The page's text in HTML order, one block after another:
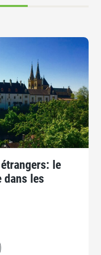
le
dans les